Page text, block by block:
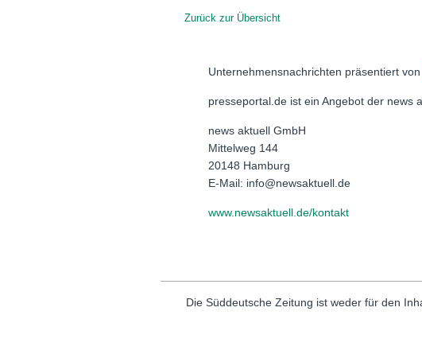
Zurück zur Übersicht
Unternehmensnachrichten präsentiert von
presseportal.de ist ein Angebot der news
news aktuell GmbH
Mittelweg 144
20148 Hamburg
E-Mail: info@newsaktuell.de
www.newsaktuell.de/kontakt
Die Süddeutsche Zeitung ist weder für den